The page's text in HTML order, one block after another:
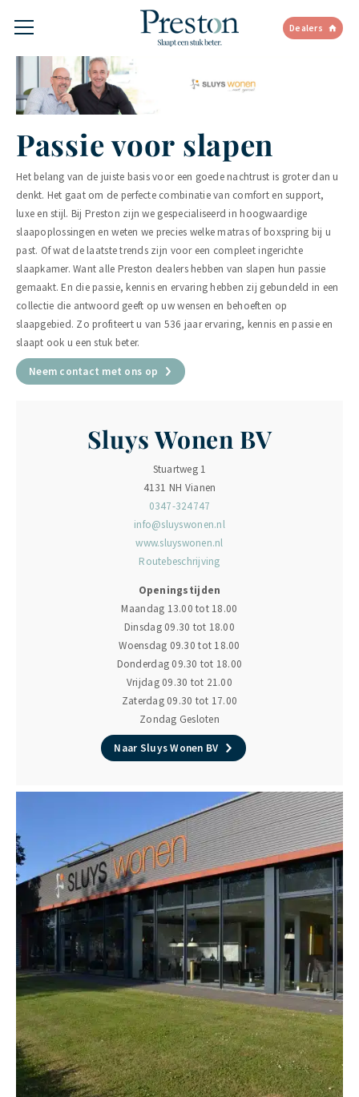
Dealers
Passie voor slapen
Het belang van de juiste basis voor een goede nachtrust is groter dan u
denkt. Het gaat om de perfecte combinatie van comfort en support,
luxe en stijl. Bij Preston zijn we gespecialiseerd in hoogwaardige
slaapoplossingen en weten we precies welke matras of boxspring bij u
past. Of wat de laatste trends zijn voor een compleet ingerichte
slaapkamer. Want alle Preston dealers hebben van slapen hun passie
gemaakt. En die passie, kennis en ervaring hebben zij gebundeld in een
collectie die antwoord geeft op uw wensen en behoeften op
slaapgebied. Zo profiteert u van 536 jaar ervaring, kennis en passie en
slaapt ook u een stuk beter.
Neem contact met ons op
Sluys Wonen BV
Stuartweg 1
4131 NH Vianen
0347-324747
info@sluyswonen.nl
www.sluyswonen.nl
Routebeschrijving
Openingstijden
Maandag 13.00 tot 18.00
Dinsdag 09.30 tot 18.00
Woensdag 09.30 tot 18.00
Donderdag 09.30 tot 18.00
Vrijdag 09.30 tot 21.00
Zaterdag 09.30 tot 17.00
Zondag Gesloten
Naar Sluys Wonen BV